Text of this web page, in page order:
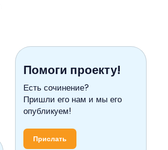
Помоги проекту!
Есть сочинение?
Пришли его нам и мы его
опубликуем!
Прислать